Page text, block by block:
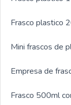
Frasco plastico
Mini frascos de
Empresa de
Frasco 500ml